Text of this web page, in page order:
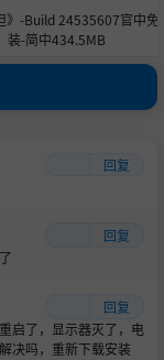
》-Build 24535607官中免
装-简中434.5MB
回复
回复
回复
启了，显示器灭了，电
决吗，重新下载安装